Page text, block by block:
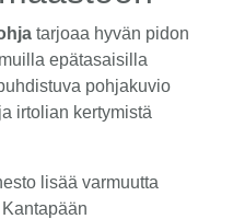
tarjoaa hyvän pidon
epätasaisilla
pohjakuvio
irtolian kertymistä
lisää varmuutta